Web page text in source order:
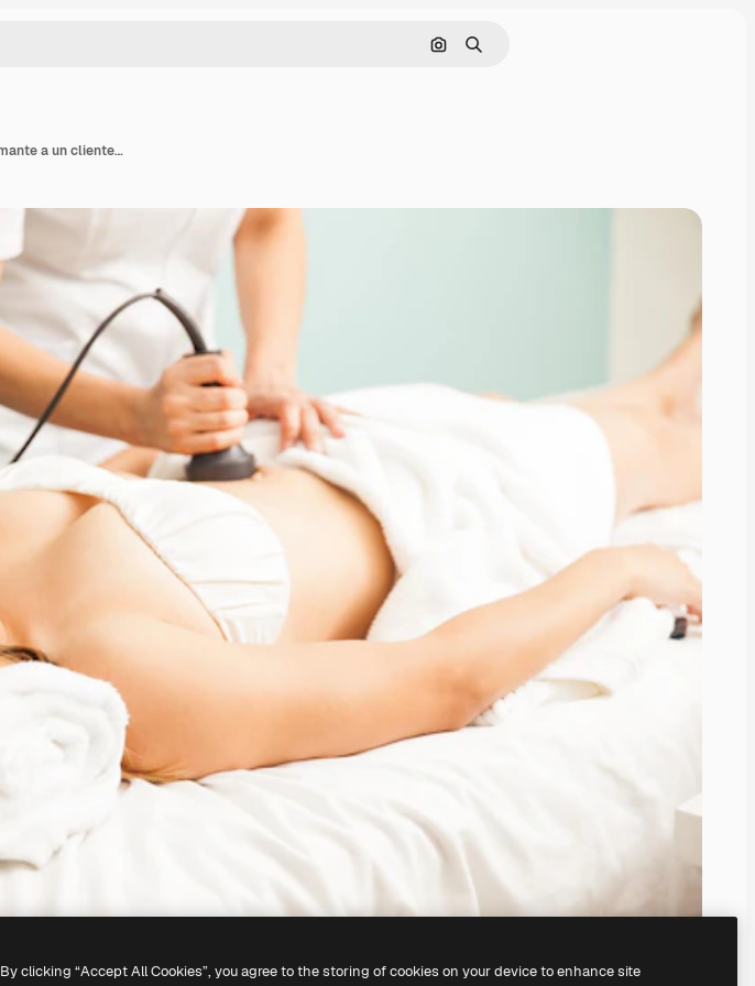
Buscar por imagen
Buscar
Terapeuta femenina dando un tratamiento reductor y reafirmante a un cliente y centrándose en su vientre
By clicking “Accept All Cookies”, you agree to the storing of cookies on your device to enhance site